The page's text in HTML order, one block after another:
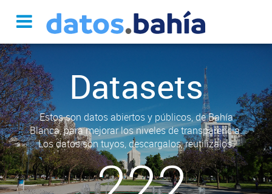
Datasets
Estos son datos abiertos y públicos, de Bahía
Blanca, para mejorar los niveles de transparencia.
Los datos son tuyos, descargalos, reutilizalos.